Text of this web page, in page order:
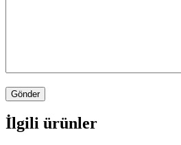
İlgili ürünler